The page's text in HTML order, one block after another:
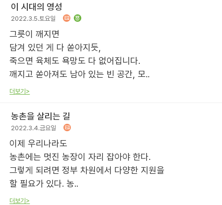
이 시대의 영성
2022.3.5.토요일
그릇이 깨지면
담겨 있던 게 다 쏟아지듯,
죽으면 육체도 욕망도 다 없어집니다.
깨지고 쏟아져도 남아 있는 빈 공간, 모..
더보기>
농촌을 살리는 길
2022.3.4.금요일
이제 우리나라도
농촌에는 멋진 농장이 자리 잡아야 한다.
그렇게 되려면 정부 차원에서 다양한 지원을
할 필요가 있다. 농..
더보기>